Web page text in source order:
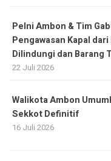
Pelni Ambon & Tim
Pengawasan Kapal
Dilindungi dan Barang
22 Juli 2026
Walikota Ambon
Sekkot Definitif
16 Juli 2026